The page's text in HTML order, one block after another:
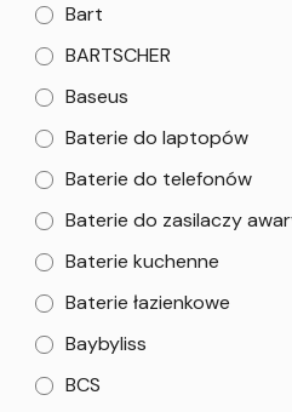
Bart
BARTSCHER
Baseus
Baterie do laptopów
Baterie do telefonów
Baterie do zasilaczy
Baterie kuchenne
Baterie łazienkowe
Baybyliss
BCS